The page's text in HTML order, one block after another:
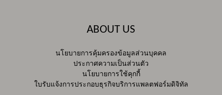
ABOUT US
นโยบายการคุ้มครองข้อมูลส่วนบุคคล
ประกาศความเป็นส่วนตัว
นโยบายการใช้คุกกี้
ใบรับแจ้งการประกอบธุรกิจบริการแพลตฟอร์มดิจิทัล